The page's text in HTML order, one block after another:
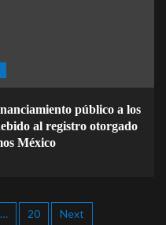
público a los
al registro otorgado
México
… 20 Next